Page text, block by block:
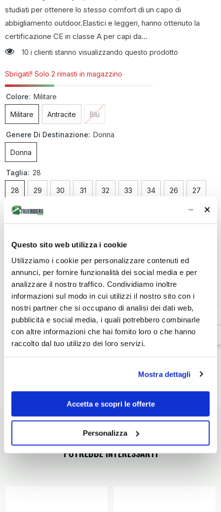
Questo sito web utilizza i cookie
Utilizziamo i cookie per personalizzare contenuti ed
annunci, per fornire funzionalità dei social media e per
analizzare il nostro traffico. Condividiamo inoltre
informazioni sul modo in cui utilizzi il nostro sito con i
nostri partner che si occupano di analisi dei dati web,
pubblicità e social media, i quali potrebbero combinarle
con altre informazioni che hai fornito loro o che hanno
raccolto dal tuo utilizzo dei loro servizi.
Mostra dettagli
Accetta e scopri le offerte
Personalizza
studiati per ottenere lo stesso comfort di un capo di
abbigliamento outdoor.Elastici e leggeri, hanno ottenuto la
certificazione CE in classe A per capi da...
10 i clienti stanno visualizzando questo prodotto
Sbrigati!! Solo 2 rimasti in magazzino
Colore: Militare
Militare Antracite Blu
Genere Di Destinazione: Donna
Donna
Taglia: 28
28 29 30 31 32 33 34 26
27
Quantità:
quantità
per
Pantalone
in
tessuto
Charged
quantità
Pantalone
in
tessuto
Charged
Totale parziale:€151,91
AGGIUNGI AL CARRELLO
Venditore:
Spidi
SKU:
J128-265-28
Disponibilità:
In magazzino
Tipo di prodotto:
Dettagli prodotto
POTREBBE INTERESSARTI